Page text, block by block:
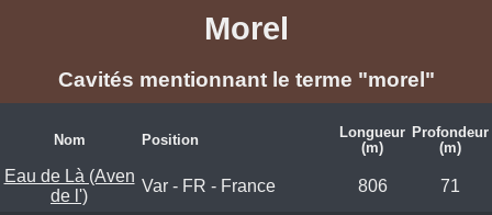
Morel
Cavités mentionnant le terme "morel"
Nom Position
Longueur
(m)
Profondeur
(m)
Eau de Là (Aven
de l')
Var - FR - France 806 71